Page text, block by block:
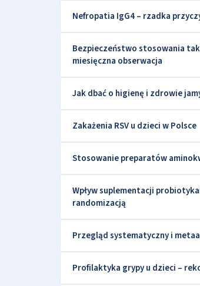
Nefropatia IgG4 – rzadka
Bezpieczeństwo stosowania
miesięczna obserwacja
Jak dbać o higienę i zdrowie
Zakażenia RSV u dzieci w Polsce
Stosowanie preparatów
Wpływ suplementacji
randomizacją
Przegląd systematyczny i
Profilaktyka grypy u dzieci –